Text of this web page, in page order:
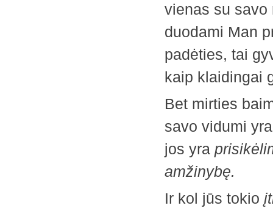
vienas su savo
duodami Man
padėties, tai
kaip klaidingai
Bet mirties
savo vidumi
jos yra
amžinybę.
Ir kol jūs tokio